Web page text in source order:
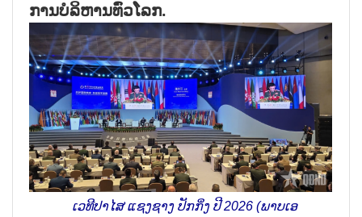
ການ​ບໍ​ລິ​ຫານ​ທົ່ວ​ໂລກ.
ເວທີປາໄສ ແຊງຊາງ ປັກກິ່ງ ປີ 2026 (ພາບເອ​